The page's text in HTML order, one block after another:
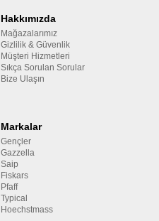
Hakkımızda
Mağazalarımız
Gizlilik & Güvenlik
Müşteri Hizmetleri
Sıkça Sorulan Sorular
Bize Ulaşın
Markalar
Gençler
Gazzella
Saip
Fiskars
Pfaff
Typical
Hoechstmass